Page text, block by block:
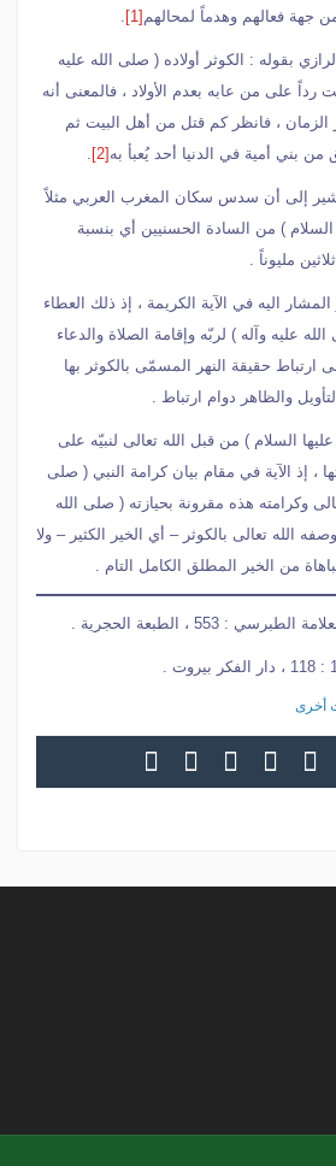
جهة فعالهم وهدماً لمحالهم [1]
.
بقوله : الكوثر أولاده ( صلى الله عليه
رداً على من عابه بعدم الأولاد ، فالمعنى أنه
، فانظر كم قتل من أهل البيت ثم
من بني أمية في الدنيا أحد يُعبأ به [2]
.
إلى أن سدس سكان المغرب العربي مثلاً
) من السادة الحسنيين أي بنسبة
مليوناً .
اليه في الآية الكريمة ، إذ ذلك العطاء
عليه وآله ) لربّه وإقامة الصلاة والدعاء
ارتباط حقيقة النهر المسمّى بالكوثر بها
والظاهر دوام ارتباط .
السلام ) من قبل الله تعالى لنبيّه على
، إذ الآية في مقام بيان كرامة النبي ( صلى
وكرامته هذه مقرونة بحيازته ( صلى الله
الله تعالى بالكوثر – أي الخير الكثير – ولا
من الخير المطلق الكامل التام .
: 553 ، الطبعة الحجرية .
أخرى